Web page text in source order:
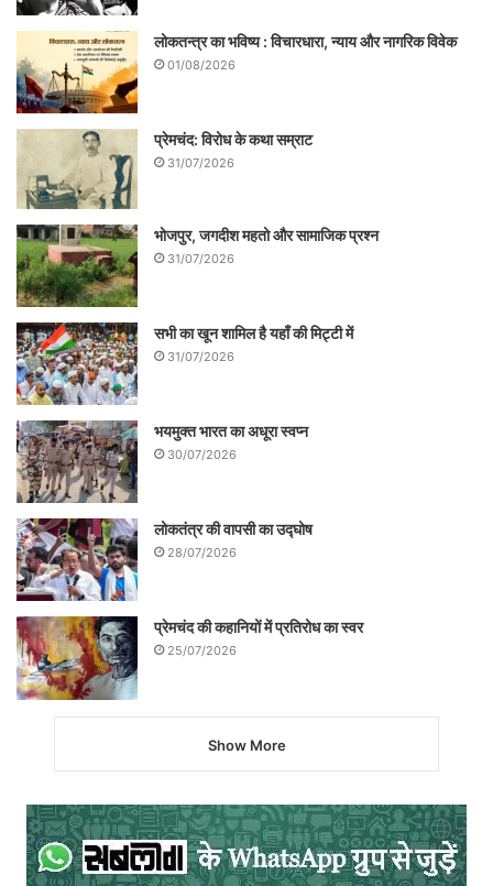
सम्पर्क-
+919871699401, bhardwajvedprakas
h@gmail.com
.
लोकतन्त्र का भविष्य : विचारधारा, न्याय और नागरिक विवेक
01/08/2026
प्रेमचंद: विरोध के कथा सम्राट
31/07/2026
भोजपुर, जगदीश महतो और सामाजिक प्रश्न
31/07/2026
सभी का खून शामिल है यहाँ की मिट्टी में
31/07/2026
भयमुक्त भारत का अधूरा स्वप्न
30/07/2026
लोकतंत्र की वापसी का उद्घोष
28/07/2026
प्रेमचंद की कहानियों में प्रतिरोध का स्वर
25/07/2026
Show More